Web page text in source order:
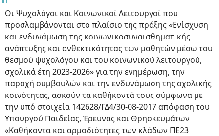
Οι Ψυχολόγοι και Κοινωνικοί Λειτουργοί που
προσλαμβάνονται στο πλαίσιο της πράξης «Ενίσχυση
και ενδυνάμωση της κοινωνικοσυναισθηματικής
ανάπτυξης και ανθεκτικότητας των μαθητών μέσω του
θεσμού ψυχολόγου και του κοινωνικού λειτουργού,
σχολικά έτη 2023-2026» για την ενημέρωση, την
παροχή συμβουλών και την ενδυνάμωση της σχολικής
κοινότητας, ασκούν τα καθήκοντά τους σύμφωνα με
την υπό στοιχεία 142628/ΓΔ4/30-08-2017 απόφαση του
Υπουργού Παιδείας, Έρευνας και Θρησκευμάτων
«Καθήκοντα και αρμοδιότητες των κλάδων ΠΕ23